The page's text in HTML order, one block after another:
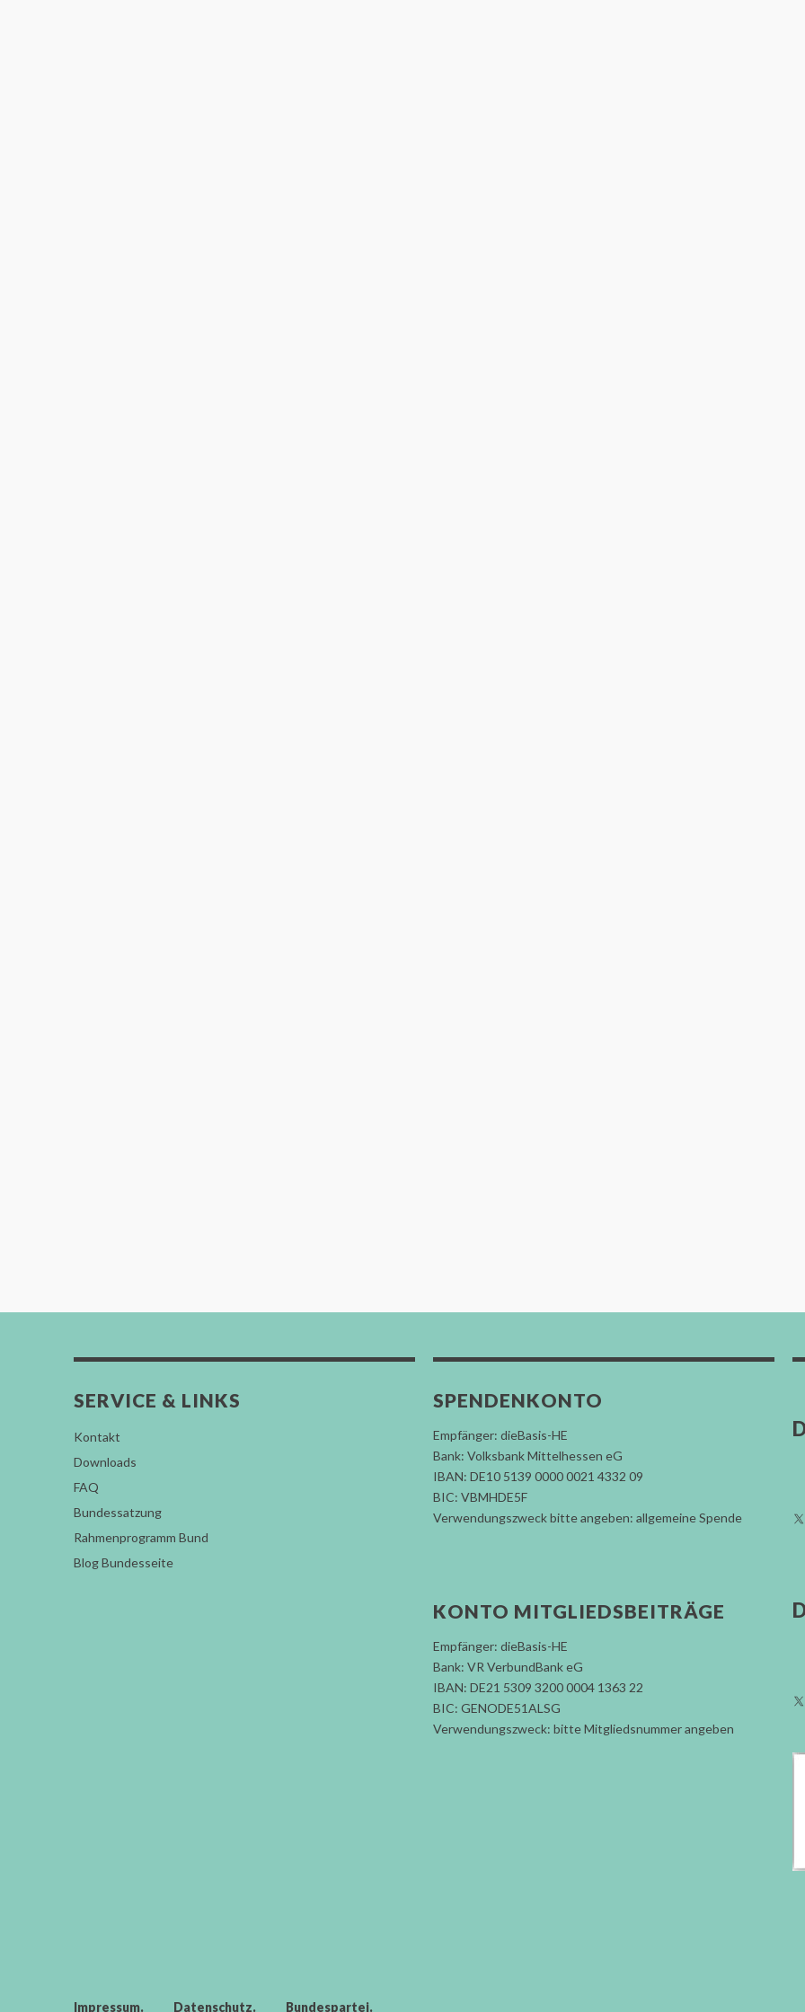
SERVICE & LINKS
Kontakt
Downloads
FAQ
Bundessatzung
Rahmenprogramm Bund
Blog Bundesseite
SPENDENKONTO
Empfänger: dieBasis-HE
Bank: Volksbank Mittelhessen eG
IBAN: DE10 5139 0000 0021 4332 09
BIC: VBMHDE5F
Verwendungszweck bitte angeben: allgemeine Spende
KONTO MITGLIEDSBEITRÄGE
Empfänger: dieBasis-HE
Bank: VR VerbundBank eG
IBAN: DE21 5309 3200 0004 1363 22
BIC: GENODE51ALSG
Verwendungszweck: bitte Mitgliedsnummer angeben
Impressum Datenschutz Bundespartei